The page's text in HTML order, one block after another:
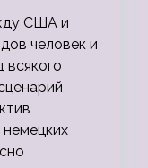
США и
человек и
всякого